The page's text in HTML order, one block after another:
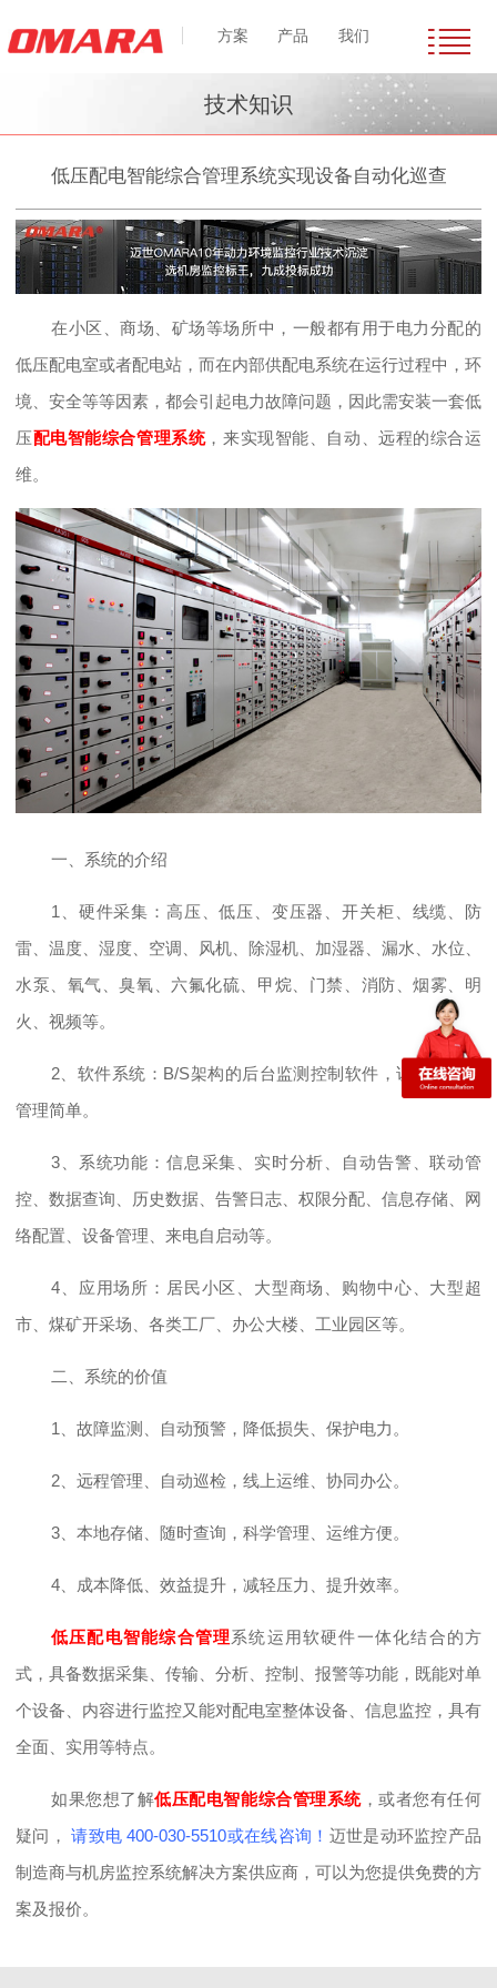
方案 产品 我们
技术知识
低压配电智能综合管理系统实现设备自动化巡查
在小区、商场、矿场等场所中，一般都有用于电力分配的
低压配电室或者配电站，而在内部供配电系统在运行过程中，环
境、安全等等因素，都会引起电力故障问题，因此需安装一套低
压配电智能综合管理系统，来实现智能、自动、远程的综合运
维。
一、系统的介绍
1、硬件采集：高压、低压、变压器、开关柜、线缆、防
雷、温度、湿度、空调、风机、除湿机、加湿器、漏水、水位、
水泵、氧气、臭氧、六氟化硫、甲烷、门禁、消防、烟雾、明
火、视频等。
2、 软件系统： B/S架构的后台监测控制软件，访问方便、
管理简单。
3、系统功能：信息采集、实时分析、自动告警、联动管
控、数据查询、历史数据、告警日志、权限分配、信息存储、网
络配置、设备管理、来电自启动等。
4、应用场所：居民小区、大型商场、购物中心、大型超
市、煤矿开采场、各类工厂、办公大楼、工业园区等。
二、系统的价值
1、故障监测、自动预警，降低损失、保护电力。
2、远程管理、自动巡检，线上运维、协同办公。
3、本地存储、随时查询，科学管理、运维方便。
4、成本降低、效益提升，减轻压力、提升效率。
低压配电智能综合管理系统运用软硬件一体化结合的方
式，具备数据采集、传输、分析、控制、报警等功能，既能对单
个设备、内容进行监控又能对配电室整体设备、信息监控，具有
全面、实用等特点。
如果您想了解低压配电智能综合管理系统，或者您有任何
疑问，
请致电 400-030-5510或在线咨询！ 迈世是动环监控产品
制造商与机房监控系统解决方案供应商，可以为您提供免费的方
案及报价。